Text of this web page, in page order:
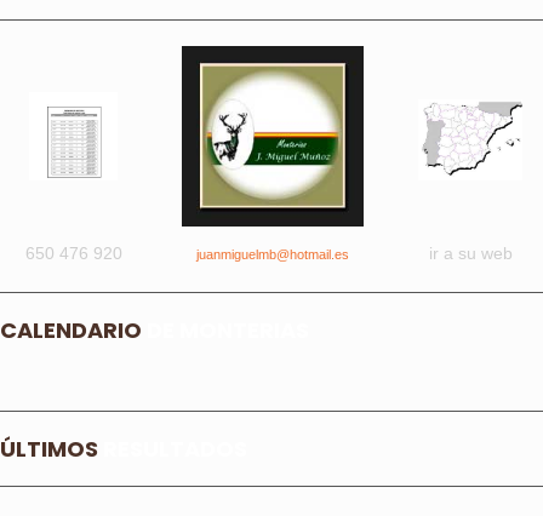
650 476 920 juanmiguelmb@hotmail.es ir a su web
CALENDARIO
ÚLTIMOS